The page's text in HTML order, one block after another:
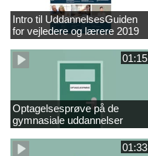
Intro til UddannelsesGuiden
for vejledere og lærere 2019
01:15
Optagelsesprøve på de
gymnasiale uddannelser
01:33